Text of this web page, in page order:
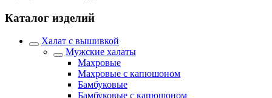
Каталог изделий
Халат с вышивкой
Мужские халаты
Махровые
Махровые с капюшоном
Бамбуковые
Бамбуковые с капюшоном